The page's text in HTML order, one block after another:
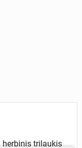
herbinis trilaukis